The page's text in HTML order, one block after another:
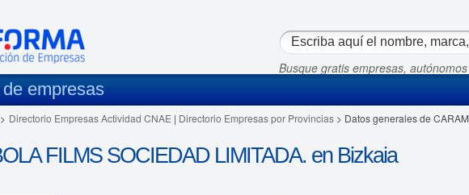
Busque gratis empresas,
empresas
> Directorio Empresas Actividad CNAE | Directorio Empresas por Provincias> Datos generales de
FILMS SOCIEDAD LIMITADA. en Bizkaia